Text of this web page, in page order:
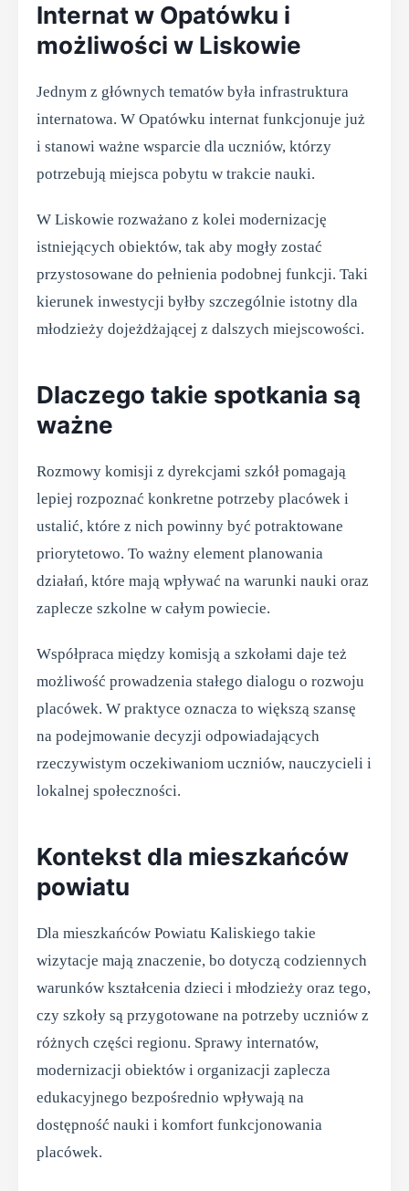
Internat w Opatówku i
możliwości w Liskowie
Jednym z głównych tematów była infrastruktura
internatowa. W Opatówku internat funkcjonuje już
i stanowi ważne wsparcie dla uczniów, którzy
potrzebują miejsca pobytu w trakcie nauki.
W Liskowie rozważano z kolei modernizację
istniejących obiektów, tak aby mogły zostać
przystosowane do pełnienia podobnej funkcji. Taki
kierunek inwestycji byłby szczególnie istotny dla
młodzieży dojeżdżającej z dalszych miejscowości.
Dlaczego takie spotkania są
ważne
Rozmowy komisji z dyrekcjami szkół pomagają
lepiej rozpoznać konkretne potrzeby placówek i
ustalić, które z nich powinny być potraktowane
priorytetowo. To ważny element planowania
działań, które mają wpływać na warunki nauki oraz
zaplecze szkolne w całym powiecie.
Współpraca między komisją a szkołami daje też
możliwość prowadzenia stałego dialogu o rozwoju
placówek. W praktyce oznacza to większą szansę
na podejmowanie decyzji odpowiadających
rzeczywistym oczekiwaniom uczniów, nauczycieli i
lokalnej społeczności.
Kontekst dla mieszkańców
powiatu
Dla mieszkańców Powiatu Kaliskiego takie
wizytacje mają znaczenie, bo dotyczą codziennych
warunków kształcenia dzieci i młodzieży oraz tego,
czy szkoły są przygotowane na potrzeby uczniów z
różnych części regionu. Sprawy internatów,
modernizacji obiektów i organizacji zaplecza
edukacyjnego bezpośrednio wpływają na
dostępność nauki i komfort funkcjonowania
placówek.